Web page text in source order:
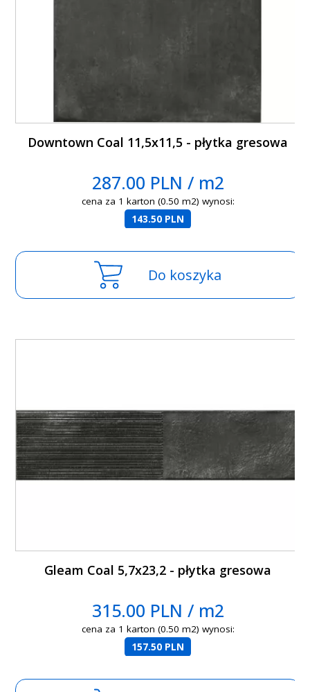
Downtown Coal 11,5x11,5 - płytka gresowa
287.00 PLN / m2
cena za 1 karton (0.50 m2) wynosi:
143.50 PLN
Do koszyka
Gleam Coal 5,7x23,2 - płytka gresowa
315.00 PLN / m2
cena za 1 karton (0.50 m2) wynosi:
157.50 PLN